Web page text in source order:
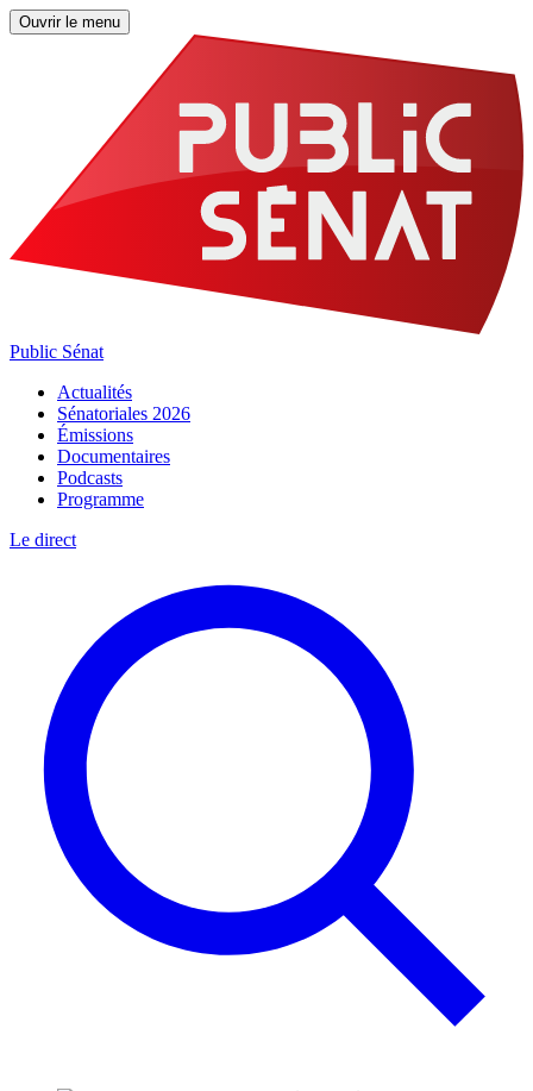
Ouvrir le menu
Public Sénat
Actualités
Sénatoriales 2026
Émissions
Documentaires
Podcasts
Programme
Le direct